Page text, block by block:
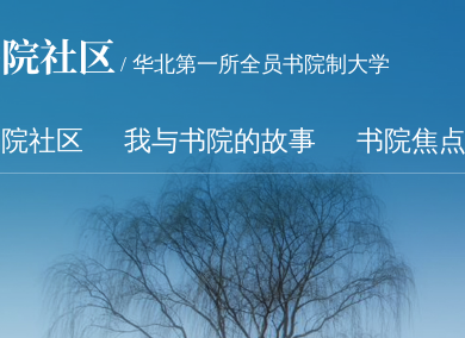
社区 / 华北第一所全员书院制大学
社区 我与书院的故事 书院焦点